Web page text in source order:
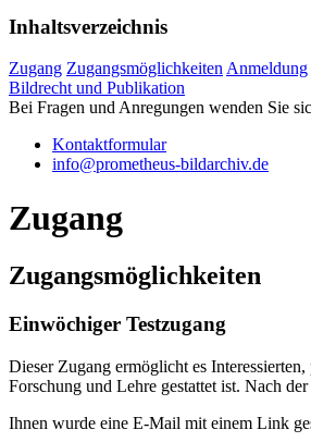
Inhaltsverzeichnis
Zugang ZugangsmöglichkeitenAnmeldung
Bildrecht und Publikation
Bei Fragen und Anregungen wenden Sie
Kontaktformular
info@prometheus-bildarchiv.de
Zugang
Zugangsmöglichkeiten
Einwöchiger Testzugang
Dieser Zugang ermöglicht es
Forschung und Lehre gestattet ist. Nach
Ihnen wurde eine E-Mail mit einem Link